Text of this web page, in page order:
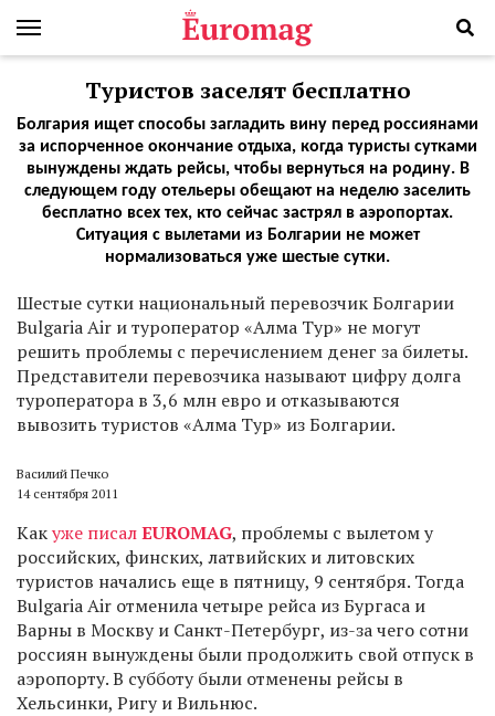
Туристов заселят бесплатно
Болгария ищет способы загладить вину перед россиянами
за испорченное окончание отдыха, когда туристы сутками
вынуждены ждать рейсы, чтобы вернуться на родину. В
следующем году отельеры обещают на неделю заселить
бесплатно всех тех, кто сейчас застрял в аэропортах.
Ситуация с вылетами из Болгарии не может
нормализоваться уже шестые сутки.
Шестые сутки национальный перевозчик Болгарии
Bulgaria Air и туроператор «Алма Тур» не могут
решить проблемы с перечислением денег за билеты.
Представители перевозчика называют цифру долга
туроператора в 3,6 млн евро и отказываются
вывозить туристов «Алма Тур» из Болгарии.
Василий Печко
14 сентября 2011
Какуже писалEUROMAG, проблемы с вылетом у
российских, финских, латвийских и литовских
туристов начались еще в пятницу, 9 сентября. Тогда
Bulgaria Air отменила четыре рейса из Бургаса и
Варны в Москву и Санкт-Петербург, из-за чего сотни
россиян вынуждены были продолжить свой отпуск в
аэропорту. В субботу были отменены рейсы в
Хельсинки, Ригу и Вильнюс.